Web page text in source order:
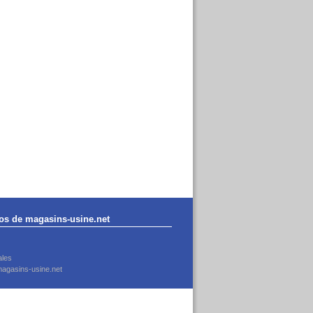
de magasins-usine.net
usine.net